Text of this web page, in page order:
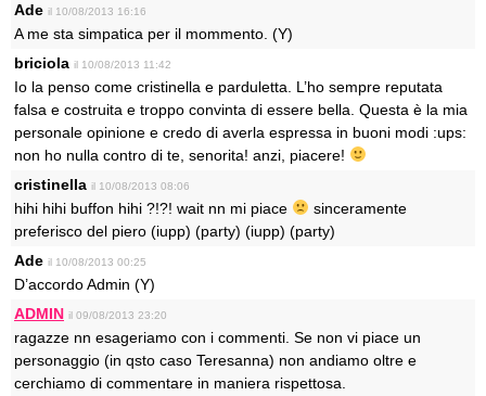
Ade il 10/08/2013 16:16
A me sta simpatica per il mommento. (Y)
briciola il 10/08/2013 11:42
Io la penso come cristinella e parduletta. L’ho sempre reputata
falsa e costruita e troppo convinta di essere bella. Questa è la mia
personale opinione e credo di averla espressa in buoni modi :ups:
non ho nulla contro di te, senorita! anzi, piacere!
cristinella il 10/08/2013 08:06
hihi hihi buffon hihi ?!?! wait nn mi piace
sinceramente
preferisco del piero (iupp) (party) (iupp) (party)
Ade il 10/08/2013 00:25
D’accordo Admin (Y)
ADMIN il 09/08/2013 23:20
ragazze nn esageriamo con i commenti. Se non vi piace un
personaggio (in qsto caso Teresanna) non andiamo oltre e
cerchiamo di commentare in maniera rispettosa.